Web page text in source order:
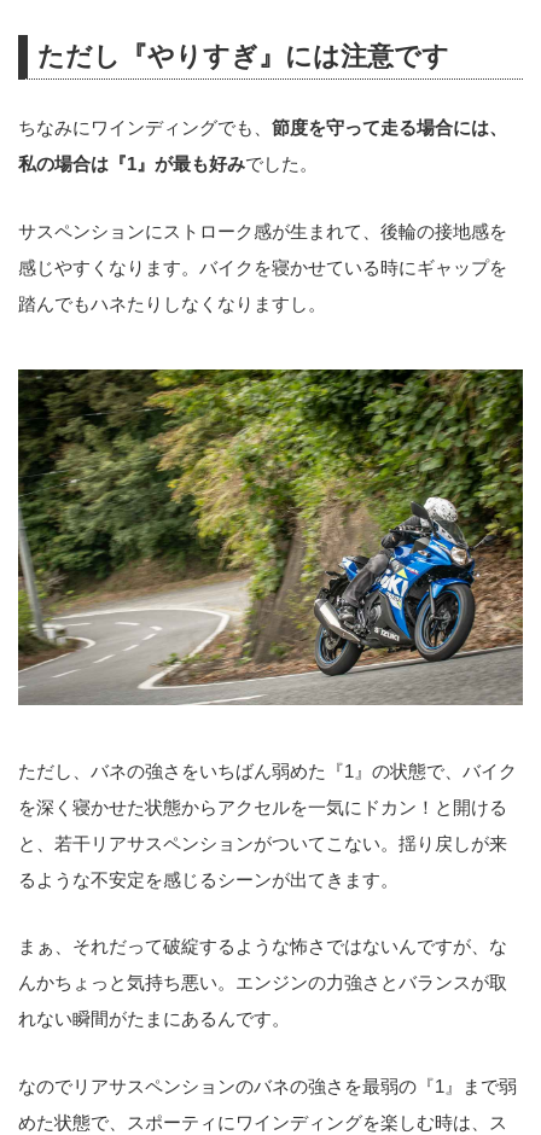
ただし『やりすぎ』には注意です
ちなみにワインディングでも、 節度を守って走る場合には、
私の場合は『1』が最も好みでした。
サスペンションにストローク感が生まれて、後輪の接地感を
感じやすくなります。バイクを寝かせている時にギャップを
踏んでもハネたりしなくなりますし。
ただし、バネの強さをいちばん弱めた『1』の状態で、バイク
を深く寝かせた状態からアクセルを一気にドカン！と開ける
と、若干リアサスペンションがついてこない。揺り戻しが来
るような不安定を感じるシーンが出てきます。
まぁ、それだって破綻するような怖さではないんですが、な
んかちょっと気持ち悪い。エンジンの力強さとバランスが取
れない瞬間がたまにあるんです。
なのでリアサスペンションのバネの強さを最弱の『1』まで弱
めた状態で、スポーティにワインディングを楽しむ時は、ス